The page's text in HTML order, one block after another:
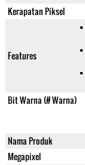
Kerapatan Piksel
Features
Bit Warna (# Warna)
Nama Produk
Megapixel